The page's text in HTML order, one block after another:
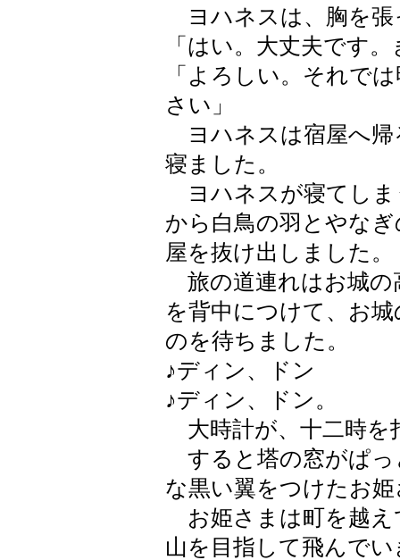
ヨハネスは、胸を張
「はい。大丈夫です
「よろしい。それで
さい」
ヨハネスは宿屋へ帰
寝ました。
ヨハネスが寝てしま
から白鳥の羽とやな
屋を抜け出しました。
旅の道連れはお城の
を背中につけて、お
のを待ちました。
♪ディン、ドン
♪ディン、ドン。
大時計が、十二時を
すると塔の窓がぱっ
な黒い翼をつけたお
お姫さまは町を越え
山を目指して飛んで